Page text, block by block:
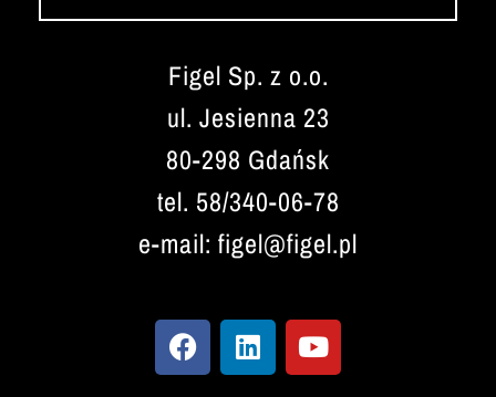
Figel Sp. z o.o.
ul. Jesienna 23
80-298 Gdańsk
tel. 58/340-06-78
e-mail: figel@figel.pl